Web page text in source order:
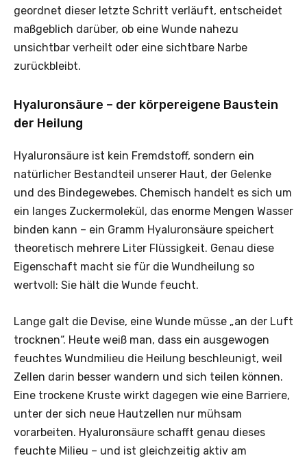
geordnet dieser letzte Schritt verläuft, entscheidet
maßgeblich darüber, ob eine Wunde nahezu
unsichtbar verheilt oder eine sichtbare Narbe
zurückbleibt.
Hyaluronsäure – der körpereigene Baustein
der Heilung
Hyaluronsäure ist kein Fremdstoff, sondern ein
natürlicher Bestandteil unserer Haut, der Gelenke
und des Bindegewebes. Chemisch handelt es sich um
ein langes Zuckermolekül, das enorme Mengen Wasser
binden kann – ein Gramm Hyaluronsäure speichert
theoretisch mehrere Liter Flüssigkeit. Genau diese
Eigenschaft macht sie für die Wundheilung so
wertvoll: Sie hält die Wunde feucht.
Lange galt die Devise, eine Wunde müsse „an der Luft
trocknen“. Heute weiß man, dass ein ausgewogen
feuchtes Wundmilieu die Heilung beschleunigt, weil
Zellen darin besser wandern und sich teilen können.
Eine trockene Kruste wirkt dagegen wie eine Barriere,
unter der sich neue Hautzellen nur mühsam
vorarbeiten. Hyaluronsäure schafft genau dieses
feuchte Milieu – und ist gleichzeitig aktiv am